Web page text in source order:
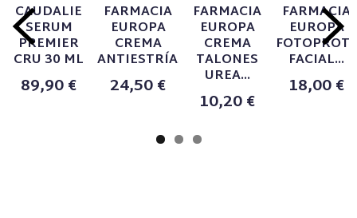
CAUDALIE
SERUM
PREMIER
CRU 30 ML
89,90 €
FARMACIA
EUROPA
CREMA
ANTIESTRÍAS...
24,50 €
FARMACIA
EUROPA
CREMA
TALONES
UREA...
10,20 €
FARMACIA
EUROPA
FACIAL...
18,00 €